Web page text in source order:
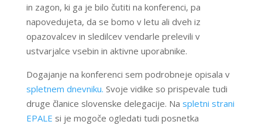
in zagon, ki ga je bilo čutiti na konferenci, pa
napovedujeta, da se bomo v letu ali dveh iz
opazovalcev in sledilcev vendarle prelevili v
ustvarjalce vsebin in aktivne uporabnike.
Dogajanje na konferenci sem podrobneje opisala v
spletnem dnevniku. Svoje vidike so prispevale tudi
druge članice slovenske delegacije. Na spletni strani
EPALE si je mogoče ogledati tudi posnetka